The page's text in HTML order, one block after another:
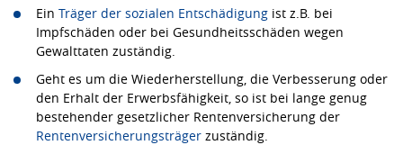
Ein Träger der sozialen Entschädigung ist z.B. bei
Impfschäden oder bei Gesundheitsschäden wegen
Gewalttaten zuständig.
Geht es um die Wiederherstellung, die Verbesserung oder
den Erhalt der Erwerbsfähigkeit, so ist bei lange genug
bestehender gesetzlicher Rentenversicherung der
Rentenversicherungsträger zuständig.